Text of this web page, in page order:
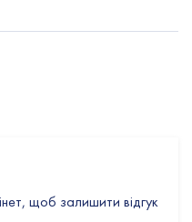
щоб залишити відгук